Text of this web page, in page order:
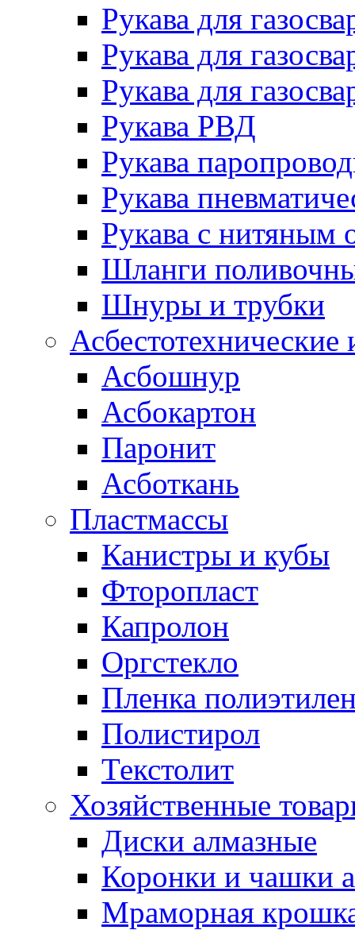
Рукава для
Рукава для
Рукава для
Рукава РВД
Рукава
Рукава
Рукава с нитяным
Шланги
Шнуры и трубки
Асбестотехнические
Асбошнур
Асбокартон
Паронит
Асботкань
Пластмассы
Канистры и кубы
Фторопласт
Капролон
Оргстекло
Пленка
Полистирол
Текстолит
Хозяйственные
Диски алмазные
Коронки и чашки
Мраморная